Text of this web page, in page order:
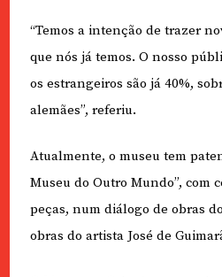
“Temos a intenção de trazer
que nós já temos. O nosso
os estrangeiros são já 40%,
alemães”, referiu.
Atualmente, o museu tem
Museu do Outro Mundo”, com
peças, num diálogo de obras
obras do artista José de